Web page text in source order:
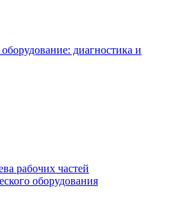
диагностика и
рабочих частей
оборудования